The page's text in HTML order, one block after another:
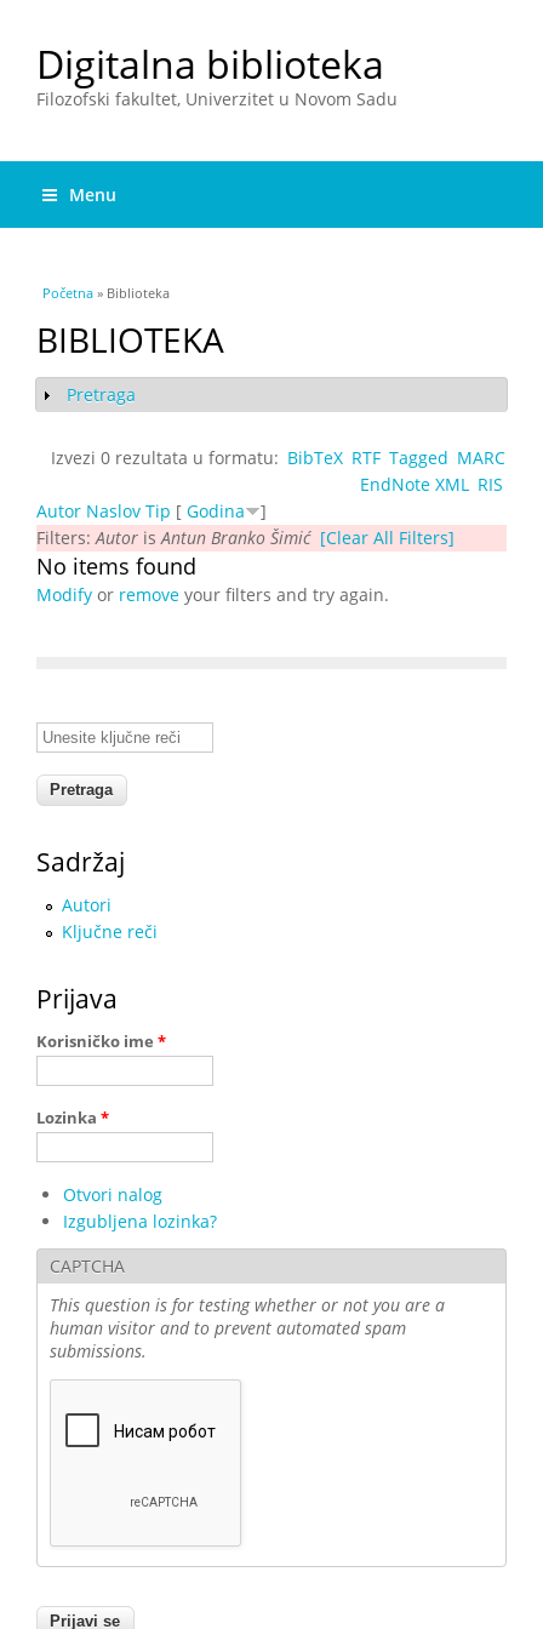
Digitalna biblioteka
Filozofski fakultet, Univerzitet u Novom Sadu
Menu
You are here
Početna » Biblioteka
BIBLIOTEKA
Show
Pretraga
Izvezi 0 rezultata u formatu: BibTeX RTF Tagged MARC
EndNote XML
RIS
Autor Naslov Tip [ Godina
]
Filters: Autor is Antun Branko Šimić [Clear All Filters]
No items found
Modify or remove your filters and try again.
Unesite ključne reči
Sadržaj
Autori
Ključne reči
Prijava
Korisničko ime *
Lozinka *
Otvori nalog
Izgubljena lozinka?
CAPTCHA
This question is for testing whether or not you are a
human visitor and to prevent automated spam
submissions.